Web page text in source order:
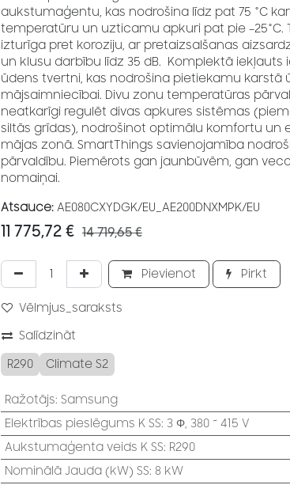
aukstumaģentu, kas nodrošina līdz pat 75 °C
temperatūru un uzticamu apkuri pat pie –25°C.
izturīga pret koroziju, ar pretaizsalšanas
un klusu darbību līdz 35 dB. Komplektā iekļauts
ūdens tvertni, kas nodrošina pietiekamu karstā
mājsaimniecībai. Divu zonu temperatūras
neatkarīgi regulēt divas apkures sistēmas
siltās grīdas), nodrošinot optimālu komfortu un
mājas zonā. SmartThings savienojamība
pārvaldību. Piemērots gan jaunbūvēm, gan
nomaiņai.
Atsauce: AE080CXYDGK/EU_AE200DNXMPK/EU
11 775,72 € 14 719,65€
Pievienot Pirkt
Vēlmjus_saraksts
Salīdzināt
R290 Climate S2
Ražotājs: Samsung
Elektrības pieslēgums K SS: 3 Φ, 380 ~ 415 V
Aukstumaģenta veids K SS: R290
Nominālā Jauda (kW) SS: 8 kW